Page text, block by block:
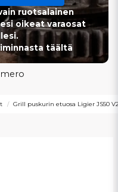
ruotsalainen
oikeat varaosat
täältä
Grill puskurin etuosa Ligier JS50